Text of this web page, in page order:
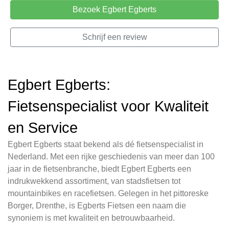
Bezoek Egbert Egberts
Schrijf een review
Egbert Egberts:
Fietsenspecialist voor Kwaliteit
en Service
Egbert Egberts staat bekend als dé fietsenspecialist in
Nederland. Met een rijke geschiedenis van meer dan 100
jaar in de fietsenbranche, biedt Egbert Egberts een
indrukwekkend assortiment, van stadsfietsen tot
mountainbikes en racefietsen. Gelegen in het pittoreske
Borger, Drenthe, is Egberts Fietsen een naam die
synoniem is met kwaliteit en betrouwbaarheid.